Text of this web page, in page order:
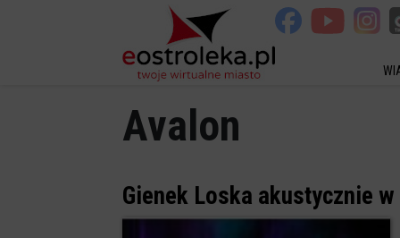
Avalon
Gienek Loska akustycznie